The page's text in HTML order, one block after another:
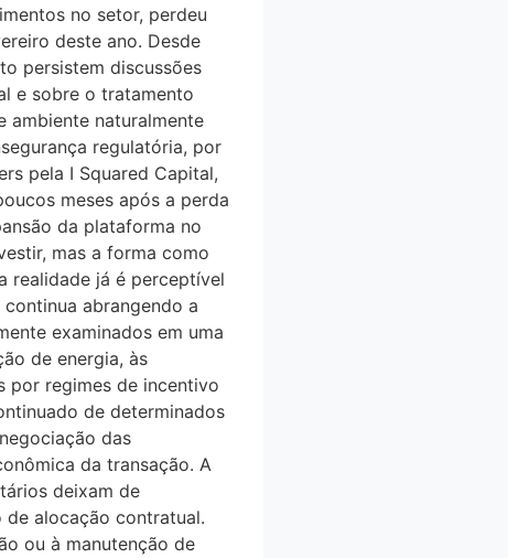
no setor, perdeu
deste ano. Desde
persistem discussões
e sobre o tratamento
ambiente naturalmente
regulatória, por
pela I Squared Capital,
meses após a perda
da plataforma no
mas a forma como
realidade já é perceptível
abrangendo a
examinados em uma
de energia, às
por regimes de incentivo
de determinados
das
da transação. A
deixam de
de alocação contratual.
ou à manutenção de